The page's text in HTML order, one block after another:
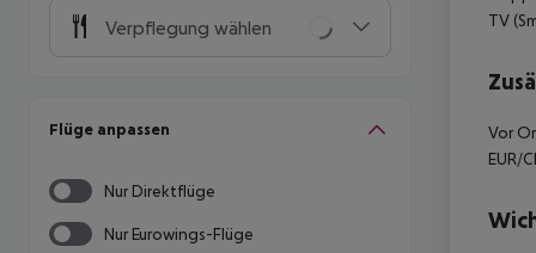
Verpflegung wählen
Flüge anpassen
Nur Direktflüge
Nur Eurowings-Flüge
TV
Vor
EUR/